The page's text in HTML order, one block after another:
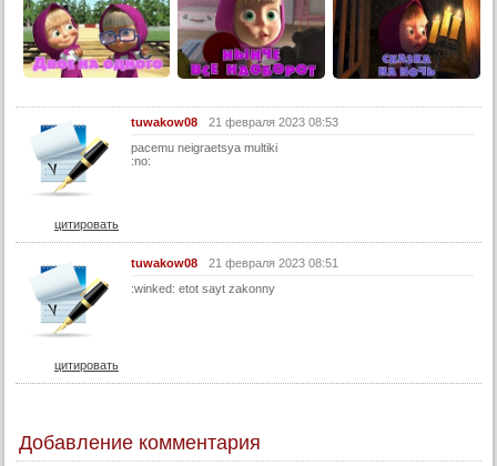
tuwakow08
21 февраля 2023 08:53
pacemu neigraetsya multiki
:no:
цитировать
tuwakow08
21 февраля 2023 08:51
:winked: etot sayt zakonny
цитировать
Добавление комментария